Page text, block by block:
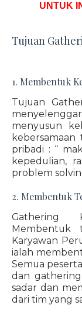
UNTUK
Tujuan
1. Membentuk
Tujuan
menyusun
pribadi : “
kepedulian,
problem
2. Membentuk
Gathering
Membentuk
Karyawan
ialah
Semua
dan
sadar dan
dari tim yang